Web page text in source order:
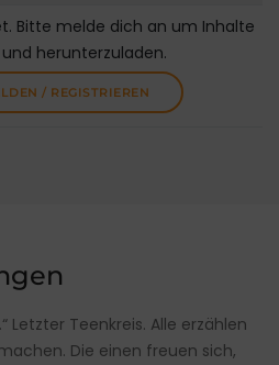
Bitte melde dich an um Inhalte
herunterzuladen.
/ REGISTRIEREN
Letzter Teenkreis. Alle erzählen
Die einen freuen sich,